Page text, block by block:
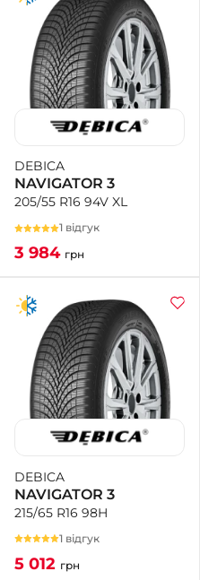
DEBICA
NAVIGATOR 3
205/55 R16 94V XL
1 відгук
3 984 грн
DEBICA
NAVIGATOR 3
215/65 R16 98H
1 відгук
5 012 грн